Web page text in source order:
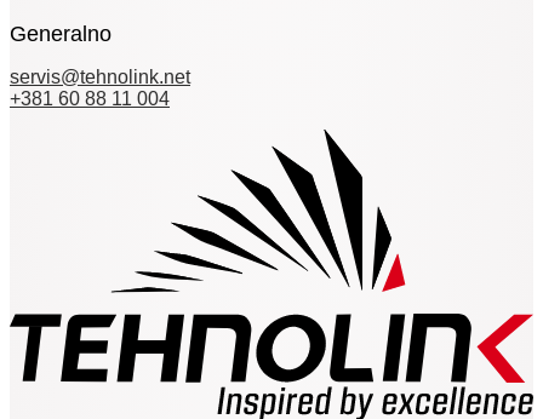
Generalno
servis@tehnolink.net
+381 60 88 11 004